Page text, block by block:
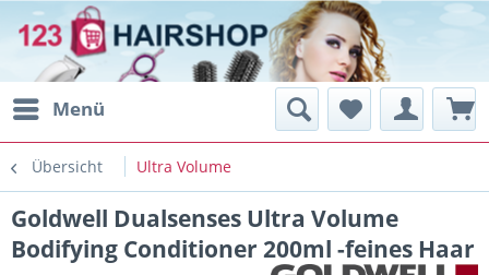
Menü
Übersicht Ultra Volume
Goldwell Dualsenses Ultra Volume
Bodifying Conditioner 200ml -feines Haar